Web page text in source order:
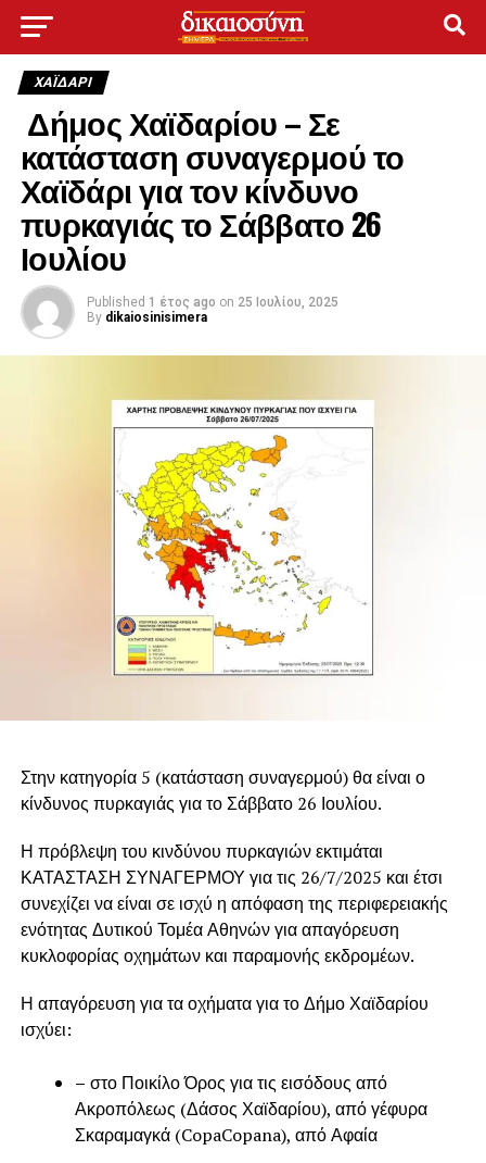
ΧΑΪΔΑΡΙ
Δήμος Χαϊδαρίου – Σε
κατάσταση συναγερμού το
Χαϊδάρι για τον κίνδυνο
πυρκαγιάς το Σάββατο 26
Ιουλίου
Published 1 έτος ago on 25 Ιουλίου, 2025
By dikaiosinisimera
Στην κατηγορία 5 (κατάσταση συναγερμού) θα είναι ο
κίνδυνος πυρκαγιάς για το Σάββατο 26 Ιουλίου.
Η πρόβλεψη του κινδύνου πυρκαγιών εκτιμάται
ΚΑΤΑΣΤΑΣΗ ΣΥΝΑΓΕΡΜΟΥ για τις 26/7/2025 και έτσι
συνεχίζει να είναι σε ισχύ η απόφαση της περιφερειακής
ενότητας Δυτικού Τομέα Αθηνών για απαγόρευση
κυκλοφορίας οχημάτων και παραμονής εκδρομέων.
Η απαγόρευση για τα οχήματα για το Δήμο Χαϊδαρίου
ισχύει:
– στο Ποικίλο Όρος για τις εισόδους από
Ακροπόλεως (Δάσος Χαϊδαρίου), από γέφυρα
Σκαραμαγκά (CopaCopana), από Αφαία